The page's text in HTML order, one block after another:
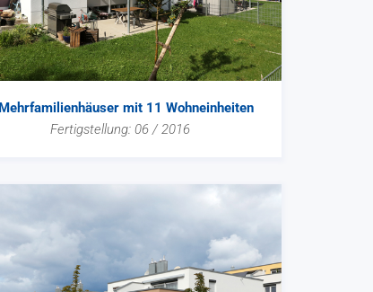
mit 11 Wohneinheiten
Fertigstellung: 06 / 2016